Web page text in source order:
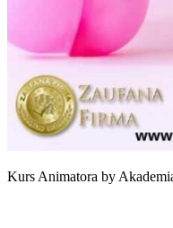
Kurs Animatora by